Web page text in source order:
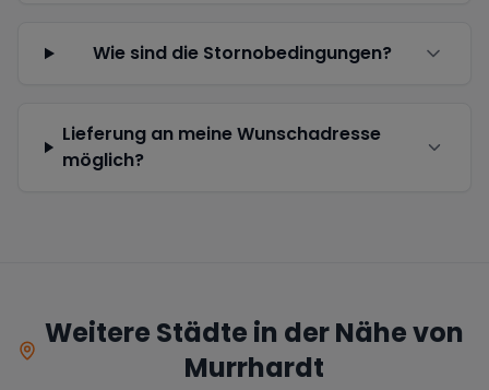
Wie sind die Stornobedingungen?
Lieferung an meine Wunschadresse
möglich?
Weitere Städte in der Nähe von
Murrhardt